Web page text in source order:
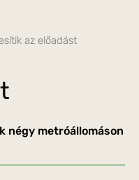
az előadást
négy metróállomáson